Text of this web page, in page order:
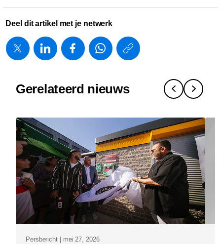
Deel dit artikel met je netwerk
https://
naar-
waarom-
innovatie-
een-
keten-
van-
is.html
Gerelateerd nieuws
Persbericht | mei 27, 2026